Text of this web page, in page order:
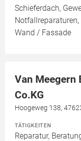
Schieferdach,
Wand / Fassade
Van Meegern
Co.KG
Hoogeweg 138,
TÄTIGKEITEN
Reparatur,